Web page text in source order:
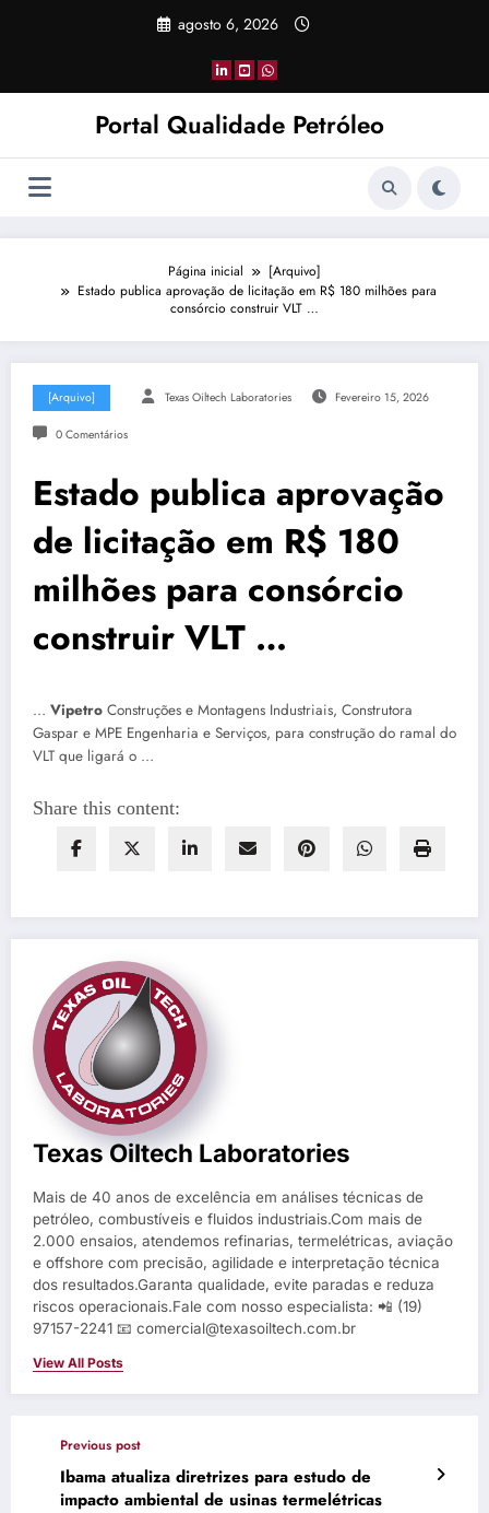
agosto 6, 2026
Portal Qualidade Petróleo
Página inicial
[Arquivo]
Estado publica aprovação de licitação em R$ 180 milhões para
consórcio construir VLT …
[Arquivo] Texas Oiltech Laboratories Fevereiro 15, 2026
0 Comentários
Estado publica aprovação
de licitação em R$ 180
milhões para consórcio
construir VLT …
… Vipetro Construções e Montagens Industriais, Construtora
Gaspar e MPE Engenharia e Serviços, para construção do ramal do
VLT que ligará o …
Share this content:
Texas Oiltech Laboratories
Mais de 40 anos de excelência em análises técnicas de
petróleo, combustíveis e fluidos industriais.Com mais de
2.000 ensaios, atendemos refinarias, termelétricas, aviação
e offshore com precisão, agilidade e interpretação técnica
dos resultados.Garanta qualidade, evite paradas e reduza
riscos operacionais.Fale com nosso especialista: 📲 (19)
97157-2241 📧 comercial@texasoiltech.com.br
View All Posts
Previous post
Ibama atualiza diretrizes para estudo de
impacto ambiental de usinas termelétricas